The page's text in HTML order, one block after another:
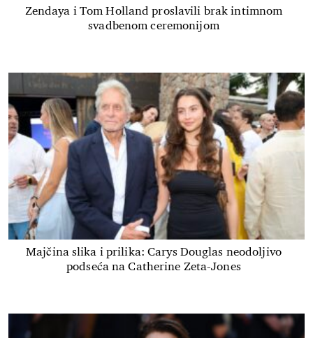
Zendaya i Tom Holland proslavili brak intimnom
svadbenom ceremonijom
Majčina slika i prilika: Carys Douglas neodoljivo
podseća na Catherine Zeta-Jones